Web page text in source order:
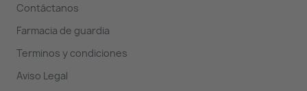
Contáctanos
Farmacia de guardia
Terminos y condiciones
Aviso Legal